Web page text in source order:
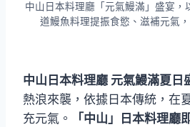
中山日本料理廳「元氣鰻滿」盛宴，
道鰻魚料理提振食慾、滋補元氣
中山日本料理廳 元氣鰻滿夏日
熱浪來襲，依據日本傳統，在
充元氣。
「中山」日本料理